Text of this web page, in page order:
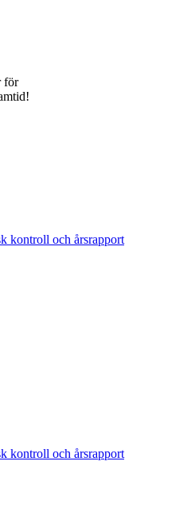
för
kontroll och årsrapport
kontroll och årsrapport